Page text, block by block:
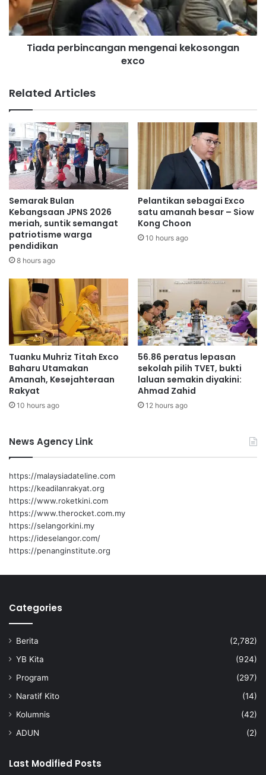
h
a
n
e
b
n
g
a
n
m
e
n
g
e
n
a
i
k
e
o
s
o
n
g
a
n
e
x
c
o
Tiada perbincangan mengenai kekosongan
exco
Related Articles
Semarak Bulan
Kebangsaan JPNS 2026
meriah, suntik semangat
patriotisme warga
pendidikan
8 hours ago
Pelantikan sebagai Exco
satu amanah besar – Siow
Kong Choon
10 hours ago
Tuanku Muhriz Titah Exco
Baharu Utamakan
Amanah, Kesejahteraan
Rakyat
10 hours ago
56.86 peratus lepasan
sekolah pilih TVET, bukti
laluan semakin diyakini:
Ahmad Zahid
12 hours ago
News Agency Link
https://malaysiadateline.com
https://keadilanrakyat.org
https://www.roketkini.com
https://www.therocket.com.my
https://selangorkini.my
https://ideselangor.com/
https://penanginstitute.org
Categories
Berita
(2,782)
YB Kita
(924)
Program
(297)
Naratif Kito
(14)
Kolumnis
(42)
ADUN
(2)
Last Modified Posts